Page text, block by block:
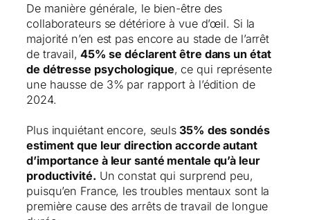
De manière générale, le bien-être des
collaborateurs se détériore à vue d’œil. Si la
majorité n’en est pas encore au stade de l’arrêt
de travail, 45% se déclarent être dans un état
de détresse psychologique, ce qui représente
une hausse de 3% par rapport à l’édition de
2024.
Plus inquiétant encore, seuls 35% des sondés
estiment que leur direction accorde autant
d’importance à leur santé mentale qu’à leur
productivité. Un constat qui surprend peu,
puisqu’en France, les troubles mentaux sont la
première cause des arrêts de travail de longue